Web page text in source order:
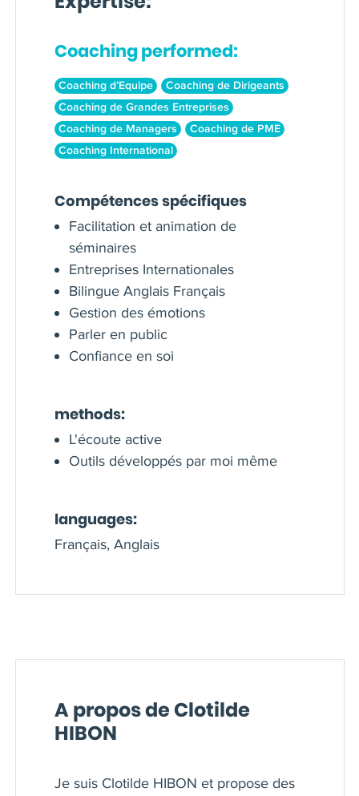
Coaching performed:
Coaching d’Equipe
Coaching de Dirigeants
Coaching de Grandes Entreprises
Coaching de Managers
Coaching de PME
Coaching International
Compétences spécifiques
Facilitation et animation de
séminaires
Entreprises Internationales
Bilingue Anglais Français
Gestion des émotions
Parler en public
Confiance en soi
methods:
L'écoute active
Outils développés par moi même
languages:
Français, Anglais
A propos de Clotilde
HIBON
Je suis Clotilde HIBON et propose des